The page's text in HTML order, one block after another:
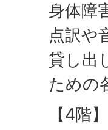
身体障
点訳や
貸し出
ための
【4階】